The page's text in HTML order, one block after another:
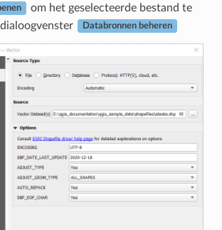
om het geselecteerde bestand te
Databronnen beheren